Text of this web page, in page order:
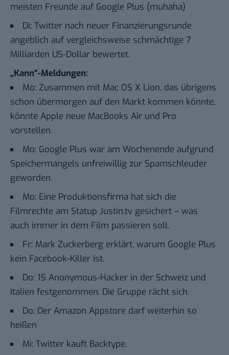
meisten Freunde auf Google Plus (muhaha)
Di: Twitter nach neuer Finanzierungsrunde
angeblich auf vergleichsweise schmächtige 7
Milliarden US-Dollar bewertet.
„Kann“-Meldungen:
Mo: Zusammen mit Mac OS X Lion, das übrigens
schon übermorgen auf den Markt kommen könnte,
könnte Apple neue MacBooks Air und Pro
vorstellen.
Mo: Google Plus war am Wochenende aufgrund
Speichermangels unfreiwillig zur Spamschleuder
geworden.
Mo: Eine Produktionsfirma hat sich die
Filmrechte am Statup Justin.tv gesichert – was
auch immer in dem Film passieren soll.
Fr: Mark Zuckerberg erklärt, warum Google Plus
kein Facebook-Killer ist.
Do: 15 Anonymous-Hacker in der Schweiz und
Italien festgenommen. Die Gruppe rächt sich.
Do: Der Amazon Appstore darf weiterhin so
heißen
Mi: Twitter kauft Backtype.